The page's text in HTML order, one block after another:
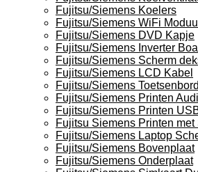
Fujitsu/Siemens Koelers
Fujitsu/Siemens WiFi Moduul
Fujitsu/Siemens DVD Kapje
Fujitsu/Siemens Inverter
Fujitsu/Siemens Scherm
Fujitsu/Siemens LCD Kabel
Fujitsu/Siemens
Fujitsu/Siemens Printen
Fujitsu/Siemens Printen
Fujitsu Siemens Printen
Fujitsu/Siemens Laptop
Fujitsu/Siemens Bovenplaat
Fujitsu/Siemens Onderplaat